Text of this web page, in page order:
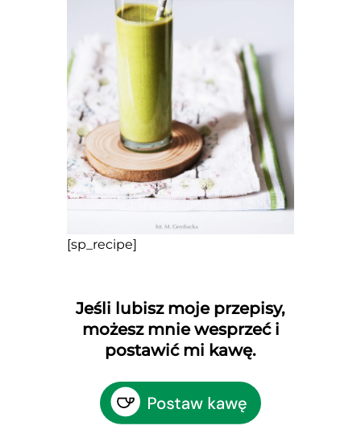
[sp_recipe]
Jeśli lubisz moje przepisy,
możesz mnie wesprzeć i
postawić mi kawę.